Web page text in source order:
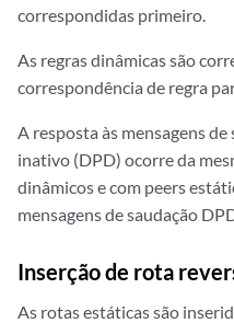
correspondidas primeiro.
As regras dinâmicas são
correspondência de regra
A resposta às mensagens
inativo (DPD) ocorre da
dinâmicos e com peers
mensagens de saudação
Inserção de rota
As rotas estáticas são